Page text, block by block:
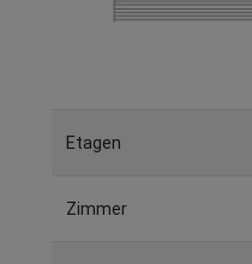
Etagen
Zimmer